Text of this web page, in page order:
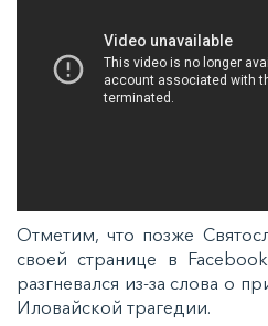
Отметим, что позже
своей странице в
разгневался из-за слова о
Иловайской трагедии.